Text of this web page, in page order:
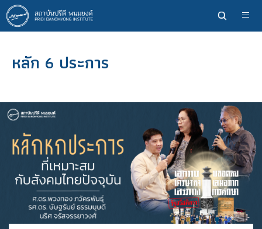
ข้าม
ไป
ยัง
หลักหลัก 6 ประการ